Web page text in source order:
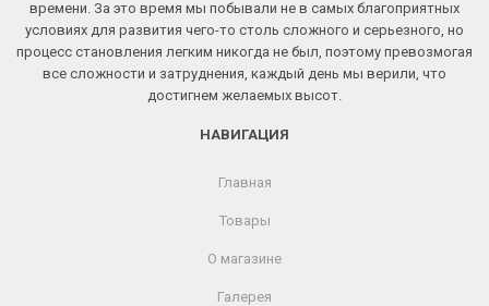
времени. За это время мы побывали не в самых благоприятных
условиях для развития чего-то столь сложного и серьезного, но
процесс становления легким никогда не был, поэтому превозмогая
все сложности и затруднения, каждый день мы верили, что
достигнем желаемых высот.
НАВИГАЦИЯ
Главная
Товары
О магазине
Галерея